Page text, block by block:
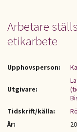
Arbetare
etikarbete
Upphovsperson:
Utgivare:
Tidskrift/källa:
År: